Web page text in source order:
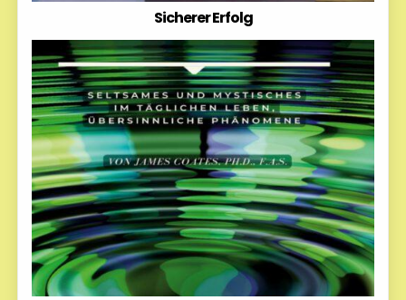
Sicherer Erfolg